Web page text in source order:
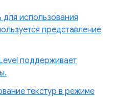
использования
представление
поддерживает
текстур в режиме